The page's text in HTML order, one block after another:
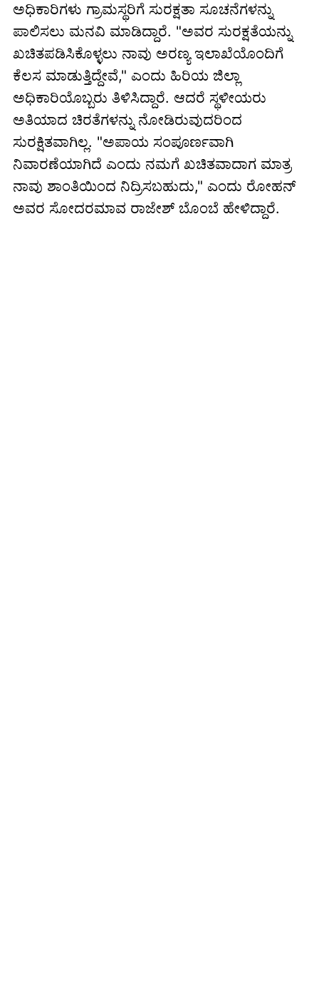
ಅಧಿಕಾರಿಗಳು ಗ್ರಾಮಸ್ಥರಿಗೆ ಸುರಕ್ಷತಾ ಸೂಚನೆಗಳನ್ನು
ಪಾಲಿಸಲು ಮನವಿ ಮಾಡಿದ್ದಾರೆ. "ಅವರ ಸುರಕ್ಷತೆಯನ್ನು
ಖಚಿತಪಡಿಸಿಕೊಳ್ಳಲು ನಾವು ಅರಣ್ಯ ಇಲಾಖೆಯೊಂದಿಗೆ
ಕೆಲಸ ಮಾಡುತ್ತಿದ್ದೇವೆ," ಎಂದು ಹಿರಿಯ ಜಿಲ್ಲಾ
ಅಧಿಕಾರಿಯೊಬ್ಬರು ತಿಳಿಸಿದ್ದಾರೆ. ಆದರೆ ಸ್ಥಳೀಯರು
ಅತಿಯಾದ ಚಿರತೆಗಳನ್ನು ನೋಡಿರುವುದರಿಂದ
ಸುರಕ್ಷಿತವಾಗಿಲ್ಲ. "ಅಪಾಯ ಸಂಪೂರ್ಣವಾಗಿ
ನಿವಾರಣೆಯಾಗಿದೆ ಎಂದು ನಮಗೆ ಖಚಿತವಾದಾಗ ಮಾತ್ರ
ನಾವು ಶಾಂತಿಯಿಂದ ನಿದ್ರಿಸಬಹುದು," ಎಂದು ರೋಹನ್
ಅವರ ಸೋದರಮಾವ ರಾಜೇಶ್ ಬೊಂಬೆ ಹೇಳಿದ್ದಾರೆ.